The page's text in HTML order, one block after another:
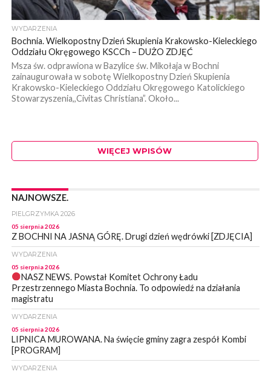
WYDARZENIA
Bochnia. Wielkopostny Dzień Skupienia Krakowsko-Kieleckiego
Oddziału Okręgowego KSCCh – DUŻO ZDJĘĆ
Msza św. odprawiona w Bazylice św. Mikołaja w Bochni
zainaugurowała w sobotę Wielkopostny Dzień Skupienia
Krakowsko-Kieleckiego Oddziału Okręgowego Katolickiego
Stowarzyszenia,,Civitas Christiana”. Około...
WIĘCEJ WPISÓW
NAJNOWSZE.
PIELGRZYMKA 2026
05 sierpnia 2026
Z BOCHNI NA JASNĄ GÓRĘ. Drugi dzień wędrówki [ZDJĘCIA]
WYDARZENIA
05 sierpnia 2026
NASZ NEWS. Powstał Komitet Ochrony Ładu
Przestrzennego Miasta Bochnia. To odpowiedź na działania
magistratu
WYDARZENIA
05 sierpnia 2026
LIPNICA MUROWANA. Na święcie gminy zagra zespół Kombi
[PROGRAM]
WYDARZENIA